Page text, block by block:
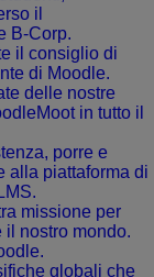
il
B-Corp.
il consiglio di
di Moodle.
delle nostre
in tutto il
porre e
alla piattaforma di
missione per
nostro mondo.
globali che